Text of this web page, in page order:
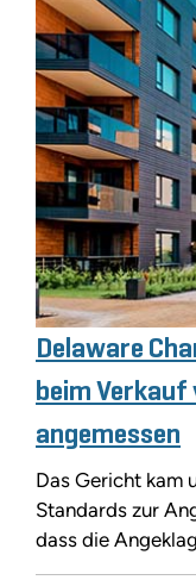
Delaware
beim Verkauf
angemessen
Das Gericht kam
Standards zur
dass die